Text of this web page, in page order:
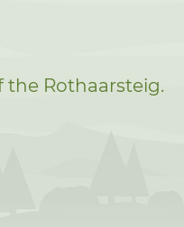
the Rothaarsteig.